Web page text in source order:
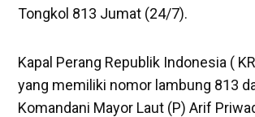
Tongkol 813 Jumat (24/7).
Kapal Perang Republik Indonesia (
yang memiliki nomor lambung 813
Komandani Mayor Laut (P) Arif